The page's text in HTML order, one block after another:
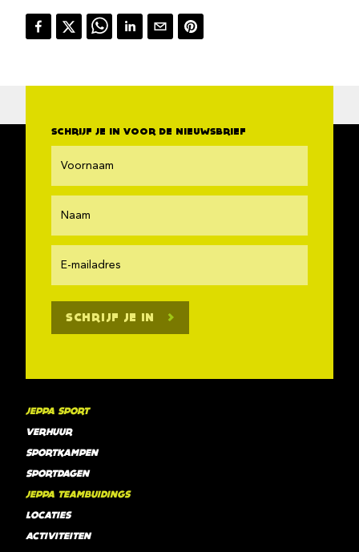
SCHRIJF JE IN VOOR DE NIEUWSBRIEF
SCHRIJF JE IN
JEPPA SPORT
VERHUUR
SPORTKAMPEN
SPORTDAGEN
JEPPA TEAMBUIDINGS
LOCATIES
ACTIVITEITEN